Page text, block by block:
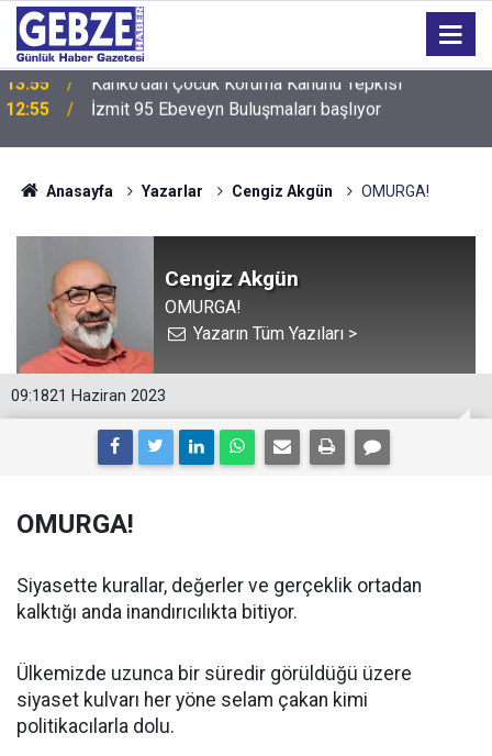
12:55 İzmit 95 Ebeveyn Buluşmaları başlıyor
Anasayfa Yazarlar Cengiz Akgün OMURGA!
Cengiz Akgün
OMURGA!
Yazarın Tüm Yazıları >
09:1821 Haziran 2023
OMURGA!
Siyasette kurallar, değerler ve gerçeklik ortadan
kalktığı anda inandırıcılıkta bitiyor.
Ülkemizde uzunca bir süredir görüldüğü üzere
siyaset kulvarı her yöne selam çakan kimi
politikacılarla dolu.